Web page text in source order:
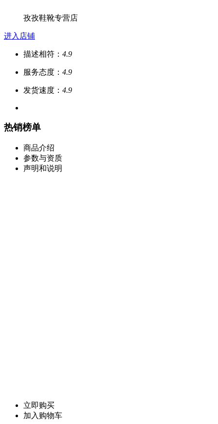
孜孜鞋靴专营店
进入店铺
描述相符： 4.9
服务态度： 4.9
发货速度： 4.9
热销榜单
商品介绍
参数与资质
声明和说明
立即购买
加入购物车